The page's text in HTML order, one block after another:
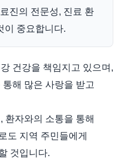
진의 전문성, 진료 환
이 중요합니다.
해 많은 사랑을 받고
환자와의 소통을 통해
도 지역 주민들에게
것입니다.